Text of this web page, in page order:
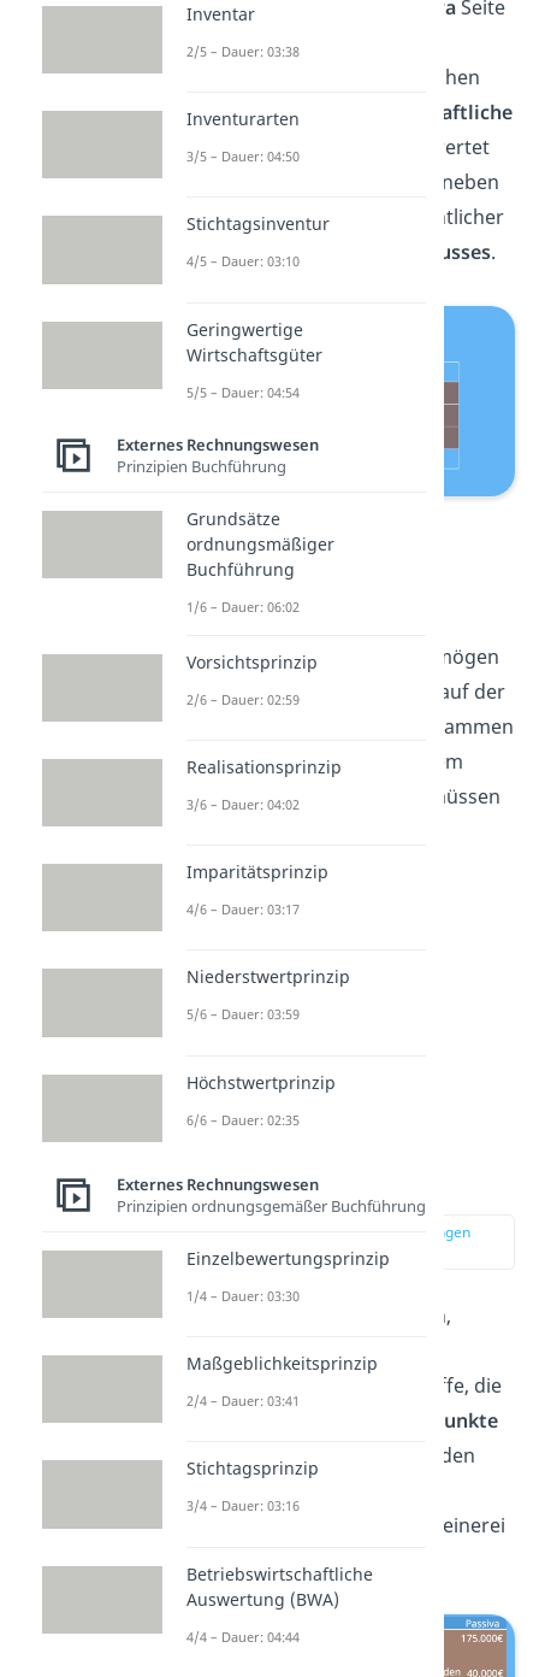
Tabelle mit
Aktiva und PassivaSeite
vorstellen. Aufgrund der
gegliederten und übersichtlichen
Darstellung kann die
wirtschaftliche
Lage des Unternehmens bewertet
werden. Deshalb ist sie auch neben
der GuV-Rechnung ein wesentlicher
Bestandteil des
Jahresabschlusses.
Zur Aktiva Seite gehören das
Anlagevermögen
Umlaufvermögen
. Dem Vermögen
gegenüber steht das Kapital auf der
Passivaseite. Es setzt sich zusammen
aus demEigenkapital
und dem
Fremdkapital
. Beide Seiten müssen
Vermögen
Bilanz Beispiel
zur Stelle im Video springen
(01:14)
Die Begriffe Anlagevermögen,
Umlaufvermögen, Eigen- und
Fremdkapital sind Überbegriffe, die
mehrere Bilanzpunkte
unterteilen lassen. Schau dir den
folgenden Beispiel einer Schreinerei
Inventar
2/5 – Dauer: 03:38
Inventurarten
3/5 – Dauer: 04:50
Stichtagsinventur
4/5 – Dauer: 03:10
Geringwertige
Wirtschaftsgüter
5/5 – Dauer: 04:54
Externes Rechnungswesen
Prinzipien Buchführung
Grundsätze
ordnungsmäßiger
Buchführung
1/6 – Dauer: 06:02
Vorsichtsprinzip
2/6 – Dauer: 02:59
Realisationsprinzip
3/6 – Dauer: 04:02
Imparitätsprinzip
4/6 – Dauer: 03:17
Niederstwertprinzip
5/6 – Dauer: 03:59
Höchstwertprinzip
6/6 – Dauer: 02:35
Externes Rechnungswesen
Prinzipien ordnungsgemäßer Buchführung
Einzelbewertungsprinzip
1/4 – Dauer: 03:30
Maßgeblichkeitsprinzip
2/4 – Dauer: 03:41
Stichtagsprinzip
3/4 – Dauer: 03:16
Betriebswirtschaftliche
Auswertung (BWA)
4/4 – Dauer: 04:44